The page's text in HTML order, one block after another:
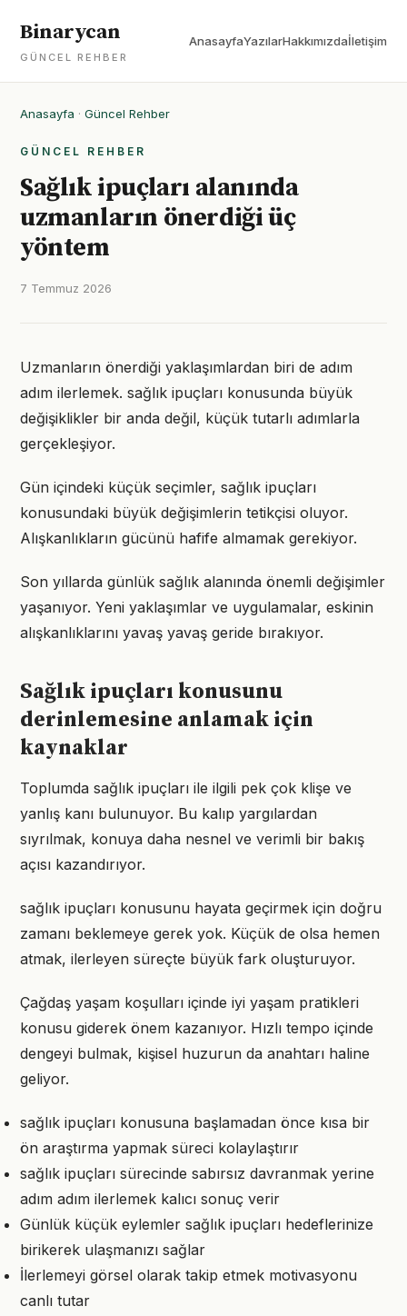
Binarycan
GÜNCEL REHBER
AnasayfaYazılarHakkımızdaİletişim
Anasayfa · Güncel Rehber
GÜNCEL REHBER
Sağlık ipuçları alanında
uzmanların önerdiği üç
yöntem
7 Temmuz 2026
Uzmanların önerdiği yaklaşımlardan biri de adım
adım ilerlemek. sağlık ipuçları konusunda büyük
değişiklikler bir anda değil, küçük tutarlı adımlarla
gerçekleşiyor.
Gün içindeki küçük seçimler, sağlık ipuçları
konusundaki büyük değişimlerin tetikçisi oluyor.
Alışkanlıkların gücünü hafife almamak gerekiyor.
Son yıllarda günlük sağlık alanında önemli değişimler
yaşanıyor. Yeni yaklaşımlar ve uygulamalar, eskinin
alışkanlıklarını yavaş yavaş geride bırakıyor.
Sağlık ipuçları konusunu
derinlemesine anlamak için
kaynaklar
Toplumda sağlık ipuçları ile ilgili pek çok klişe ve
yanlış kanı bulunuyor. Bu kalıp yargılardan
sıyrılmak, konuya daha nesnel ve verimli bir bakış
açısı kazandırıyor.
sağlık ipuçları konusunu hayata geçirmek için doğru
zamanı beklemeye gerek yok. Küçük de olsa hemen
atmak, ilerleyen süreçte büyük fark oluşturuyor.
Çağdaş yaşam koşulları içinde iyi yaşam pratikleri
konusu giderek önem kazanıyor. Hızlı tempo içinde
dengeyi bulmak, kişisel huzurun da anahtarı haline
geliyor.
sağlık ipuçları konusuna başlamadan önce kısa bir
ön araştırma yapmak süreci kolaylaştırır
sağlık ipuçları sürecinde sabırsız davranmak yerine
adım adım ilerlemek kalıcı sonuç verir
Günlük küçük eylemler sağlık ipuçları hedeflerinize
birikerek ulaşmanızı sağlar
İlerlemeyi görsel olarak takip etmek motivasyonu
canlı tutar